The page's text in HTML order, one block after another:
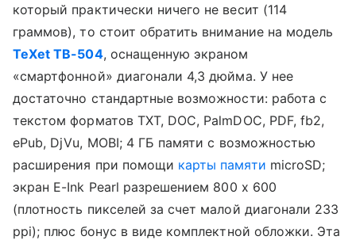
который практически ничего не весит (114
граммов), то стоит обратить внимание на модель
TeXet TB-504, оснащенную экраном
«смартфонной» диагонали 4,3 дюйма. У нее
достаточно стандартные возможности: работа с
текстом форматов TXT, DOC, PalmDOC, PDF, fb2,
ePub, DjVu, MOBI; 4 ГБ памяти с возможностью
расширения при помощи карты памяти microSD;
экран E-Ink Pearl разрешением 800 х 600
(плотность пикселей за счет малой диагонали 233
ppi); плюс бонус в виде комплектной обложки. Эта